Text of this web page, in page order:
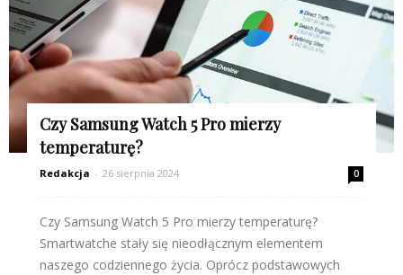
Czy Samsung Watch 5 Pro mierzy
temperaturę?
Redakcja - 26 sierpnia 2024 0
Czy Samsung Watch 5 Pro mierzy temperaturę?
Smartwatche stały się nieodłącznym elementem
naszego codziennego życia. Oprócz podstawowych